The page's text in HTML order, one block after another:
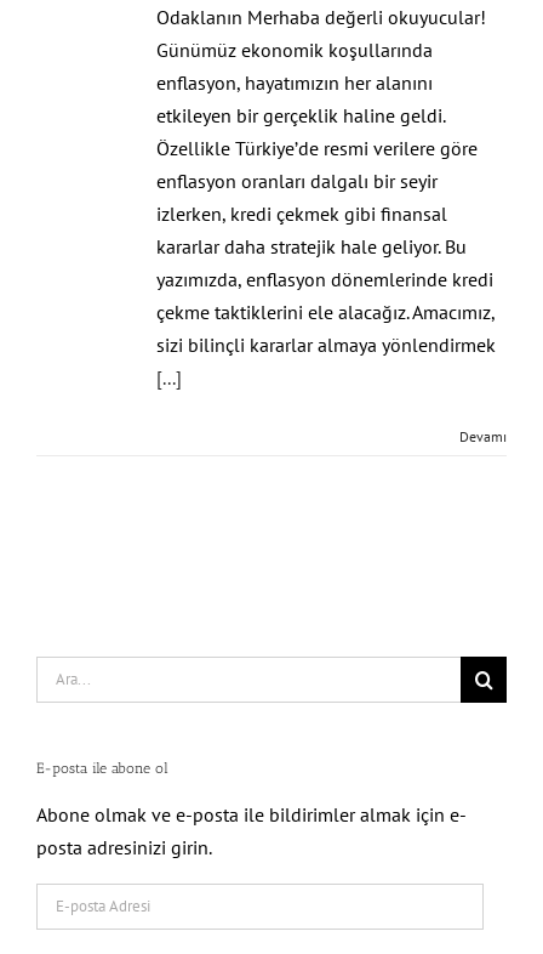
Odaklanın Merhaba değerli okuyucular!
Günümüz ekonomik koşullarında
enflasyon, hayatımızın her alanını
etkileyen bir gerçeklik haline geldi.
Özellikle Türkiye’de resmi verilere göre
enflasyon oranları dalgalı bir seyir
izlerken, kredi çekmek gibi finansal
kararlar daha stratejik hale geliyor. Bu
yazımızda, enflasyon dönemlerinde kredi
çekme taktiklerini ele alacağız. Amacımız,
sizi bilinçli kararlar almaya yönlendirmek
[...]
Devamı
Search
for:
E-posta ile abone ol
Abone olmak ve e-posta ile bildirimler almak için e-
posta adresinizi girin.
posta